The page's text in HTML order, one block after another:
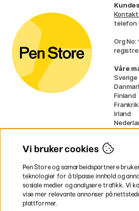
telefon
Org
Våre
Sverige
Finland
Irland
*
Vi bruker cookies
Pen Store og samarbeidspartnere
teknologier for å tilpasse innhold og
sosiale medier og analysere trafikk. Vi
vise mer relevante annonser på
plattformer.